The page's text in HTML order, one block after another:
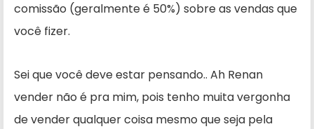
comissão (geralmente é 50%) sobre as vendas que
você fizer.
Sei que você deve estar pensando.. Ah Renan
vender não é pra mim, pois tenho muita vergonha
de vender qualquer coisa mesmo que seja pela